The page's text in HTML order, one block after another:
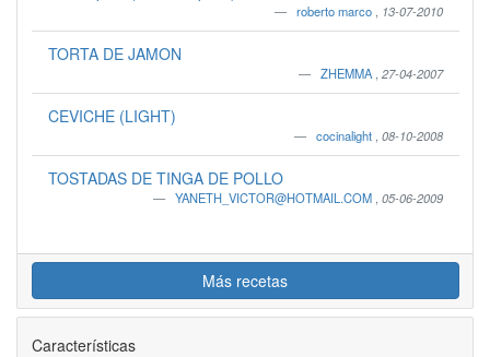
roberto marco 13-07-2010
TORTA DE JAMON
ZHEMMA 27-04-2007
CEVICHE (LIGHT)
cocinalight 08-10-2008
TOSTADAS DE TINGA DE POLLO
YANETH_VICTOR@HOTMAIL.COM 05-06-2009
Más recetas
Características